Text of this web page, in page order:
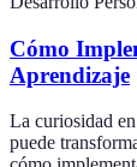
Cómo
Aprendizaje
La curiosidad
puede